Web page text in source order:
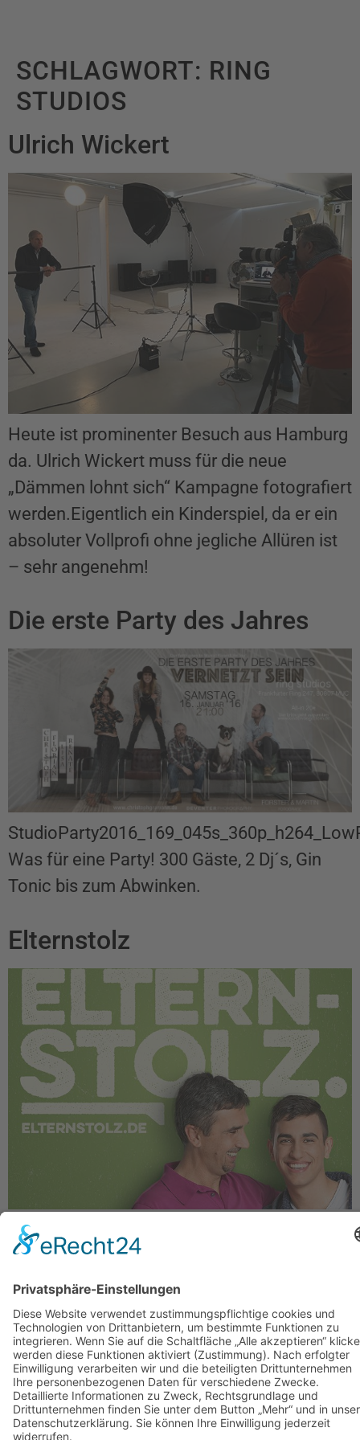
SCHLAGWORT: RING
STUDIOS
Ulrich Wickert
Heute ist prominenter Besuch aus Hamburg
da. Ulrich Wickert muss für die neue
„Dämmen lohnt sich“ Kampagne fotografiert
werden.Eigentlich ein Kinderspiel, da er ein
absoluter Vollprofi ohne jegliche Allüren ist
– sehr angenehm!
Die erste Party des Jahres
Was für eine Party! 300 Gäste, 2 Dj´s, Gin
Tonic bis zum Abwinken.
Elternstolz
Elternstolz ist die neue
Ausbildungskampagne der Bayerischen
Staatsregierung. Die Models sind
authentisch und echte Laien. Hier gibt es
den passenden Trailer:
Die erste Party des Jahres